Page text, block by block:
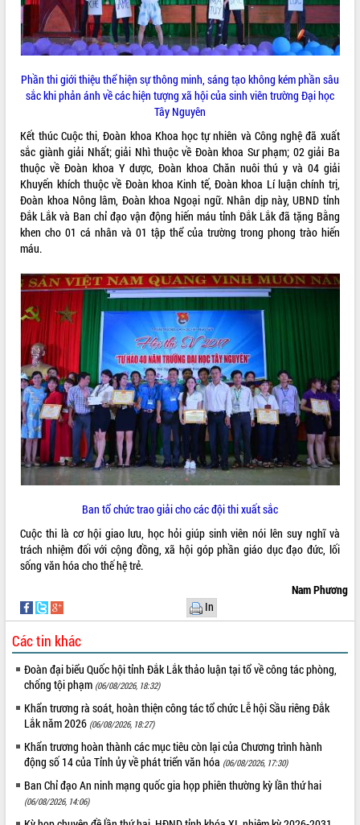
LIÊN KẾT WEB
THỐNG KÊ TRUY CẬP
Hôm nay:
22534
Tất cả:
66035274
Phần thi giới thiệu thể hiện sự thông minh, sáng tạo không kém phần sâu
sắc khi phản ánh về các hiện tượng xã hội của sinh viên trường Đại học
Tây Nguyên
Kết thúc Cuộc thi, Đoàn khoa Khoa học tự nhiên và Công nghệ đã xuất
sắc giành giải Nhất; giải Nhì thuộc về Đoàn khoa Sư phạm; 02 giải Ba
thuộc về Đoàn khoa Y dược, Đoàn khoa Chăn nuôi thú y và 04 giải
Khuyến khích thuộc về Đoàn khoa Kinh tế, Đoàn khoa Lí luận chính trị,
Đoàn khoa Nông lâm, Đoàn khoa Ngoại ngữ. Nhân dịp này, UBND tỉnh
Đắk Lắk và Ban chỉ đạo vận động hiến máu tỉnh Đắk Lắk đã tặng Bằng
khen cho 01 cá nhân và 01 tập thể của trường trong phong trào hiến
máu.
Ban tổ chức trao giải cho các đội thi xuất sắc
Cuộc thi là cơ hội giao lưu, học hỏi giúp sinh viên nói lên suy nghĩ và
trách nhiệm đối với cộng đồng, xã hội góp phần giáo dục đạo đức, lối
sống văn hóa cho thế hệ trẻ.
Nam Phương
In
Các tin khác
Đoàn đại biểu Quốc hội tỉnh Đắk Lắk thảo luận tại tổ về công tác phòng,
chống tội phạm (06/08/2026, 18:32)
Khẩn trương rà soát, hoàn thiện công tác tổ chức Lễ hội Sầu riêng Đắk
Lắk năm 2026 (06/08/2026, 18:27)
Khẩn trương hoàn thành các mục tiêu còn lại của Chương trình hành
động số 14 của Tỉnh ủy về phát triển văn hóa (06/08/2026, 17:30)
Ban Chỉ đạo An ninh mạng quốc gia họp phiên thường kỳ lần thứ hai
(06/08/2026, 14:06)